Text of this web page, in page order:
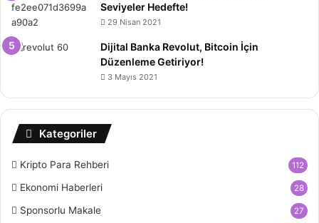
Seviyeler Hedefte!
29 Nisan 2021
Dijital Banka Revolut, Bitcoin İçin
Düzenleme Getiriyor!
3 Mayıs 2021
Kategoriler
Kripto Para Rehberi 112
Ekonomi Haberleri 28
Sponsorlu Makale 27